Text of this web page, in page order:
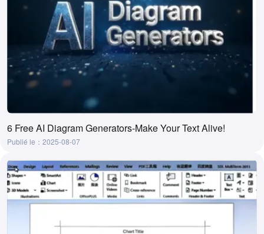
6 Free AI Diagram Generators-Make Your Text Alive!
Publié le：2025-08-07